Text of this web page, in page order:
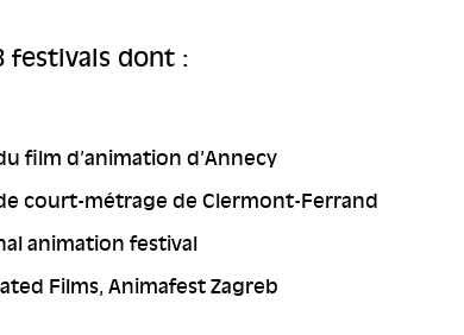
festivals dont :
film d’animation d’Annecy
court-métrage de Clermont-Ferrand
animation festival
Films, Animafest Zagreb